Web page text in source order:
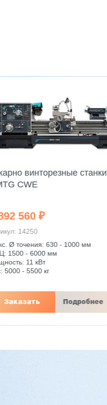
винторезные станки
CWE
560 ₽
14250
Ø точения: 630 - 1000 мм
1500 - 6000 мм
11 кВт
5000 - 5500 кг
Заказать Подробнее